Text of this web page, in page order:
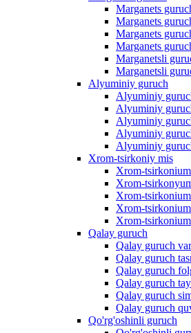
Marganets
Marganets
Marganets
Marganets
Marganetsli
Marganetsli
Alyuminiy guruch
Alyuminiy
Alyuminiy
Alyuminiy
Alyuminiy
Alyuminiy
Xrom-tsirkoniy mis
Xrom-
Xrom-
Xrom-
Xrom-
Xrom-
Qalay guruch
Qalay guruch
Qalay guruch
Qalay guruch
Qalay guruch
Qalay guruch
Qalay guruch
Qo'rg'oshinli guruch